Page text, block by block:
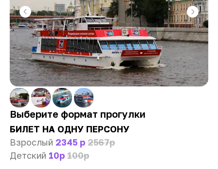
Выберите формат прогулки
БИЛЕТ НА ОДНУ ПЕРСОНУ
Взрослый 2345 р 2567р
Детский 10р 100р